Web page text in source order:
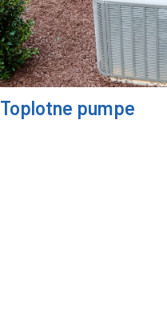
Toplotne pumpe